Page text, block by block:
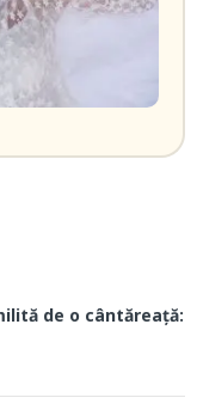
de o cântăreață: